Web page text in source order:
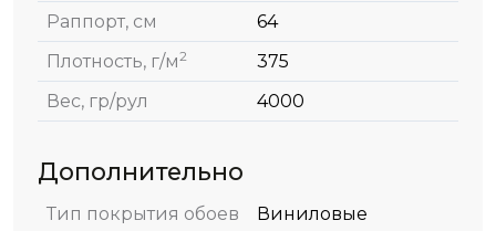
Раппорт, см
64
Плотность, г/м2
375
Вес, гр/рул
4000
Дополнительно
Тип покрытия обоев
Виниловые